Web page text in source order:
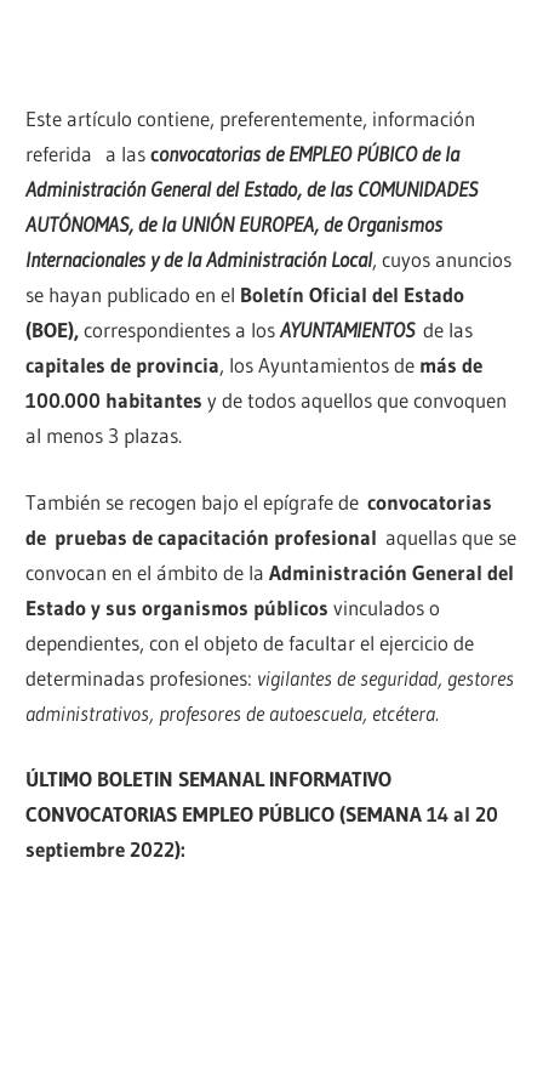
Este artículo contiene, preferentemente, información
referida a lasconvocatorias de EMPLEO PÚBICO de la
Administración General del Estado, de las COMUNIDADES
AUTÓNOMAS, de la UNIÓN EUROPEA, de Organismos
Internacionales y de la Administración Local, cuyos anuncios
se hayan publicado en el Boletín Oficial del Estado
(BOE),correspondientes a losAYUNTAMIENTOSde las
capitales de provincia, los Ayuntamientos de más de
100.000 habitantes y de todos aquellos que convoquen
al menos 3 plazas.
También se recogen bajo el epígrafe deconvocatorias
de pruebas de capacitación profesional aquellas que se
convocan en el ámbito de laAdministración General del
Estado y sus organismos públicos vinculados o
dependientes, con el objeto de facultar el ejercicio de
determinadas profesiones: vigilantes de seguridad, gestores
administrativos, profesores de autoescuela, etcétera.
ÚLTIMO BOLETIN SEMANAL INFORMATIVO
CONVOCATORIAS EMPLEO PÚBLICO (SEMANA 14 al 20
septiembre 2022):